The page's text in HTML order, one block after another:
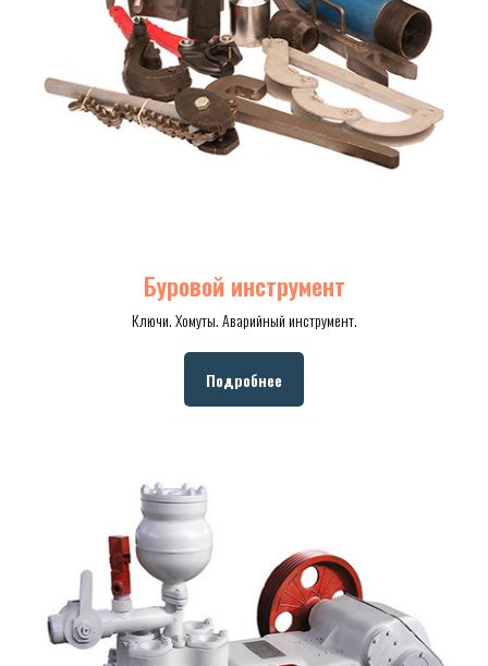
Буровой инструмент
Ключи. Хомуты. Аварийный инструмент.
Подробнее